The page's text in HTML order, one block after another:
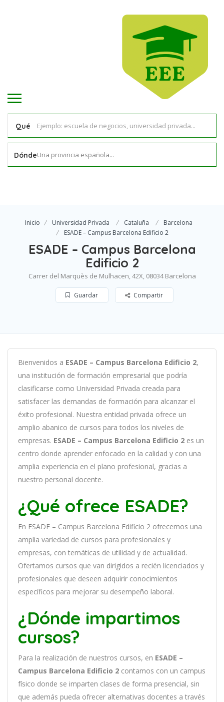
Qué
DóndeUna provincia española...
Inicio Universidad Privada Cataluña
Barcelona
ESADE – Campus Barcelona Edificio 2
ESADE – Campus Barcelona
Edificio 2
Carrer del Marquès de Mulhacen, 42X, 08034 Barcelona
Guardar Compartir
Bienvenidos a ESADE – Campus Barcelona Edificio 2,
una institución de formación empresarial que podría
clasificarse como Universidad Privada creada para
satisfacer las demandas de formación para alcanzar el
éxito profesional. Nuestra entidad privada ofrece un
amplio abanico de cursos para todos los niveles de
empresas. ESADE – Campus Barcelona Edificio 2 es un
centro donde aprender enfocado en la calidad y con una
amplia experiencia en el plano profesional, gracias a
nuestro personal docente.
¿Qué ofrece ESADE?
En ESADE – Campus Barcelona Edificio 2 ofrecemos una
amplia variedad de cursos para profesionales y
empresas, con temáticas de utilidad y de actualidad.
Ofertamos cursos que van dirigidos a recién licenciados y
profesionales que deseen adquirir conocimientos
específicos para mejorar su desempeño laboral.
¿Dónde impartimos
cursos?
Para la realización de nuestros cursos, en ESADE –
Campus Barcelona Edificio 2 contamos con un campus
físico donde se imparten clases de forma presencial, sin
que además pueda ofrecer alternativas docentes a través